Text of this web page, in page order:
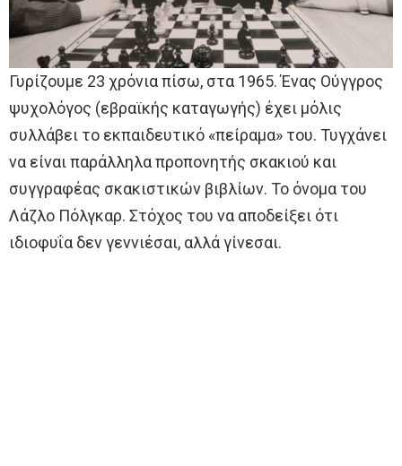
Γυρίζουμε 23 χρόνια πίσω, στα 1965. Ένας Ούγγρος
ψυχολόγος (εβραϊκής καταγωγής) έχει μόλις
συλλάβει το εκπαιδευτικό «πείραμα» του. Τυγχάνει
να είναι παράλληλα προπονητής σκακιού και
συγγραφέας σκακιστικών βιβλίων. Το όνομα του
Λάζλο Πόλγκαρ. Στόχος του να αποδείξει ότι
ιδιοφυΐα δεν γεννιέσαι, αλλά γίνεσαι.